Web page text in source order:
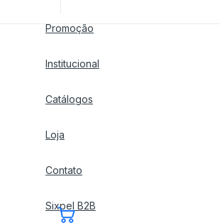
Promoção
Institucional
Catálogos
Loja
Contato
Sixpel B2B